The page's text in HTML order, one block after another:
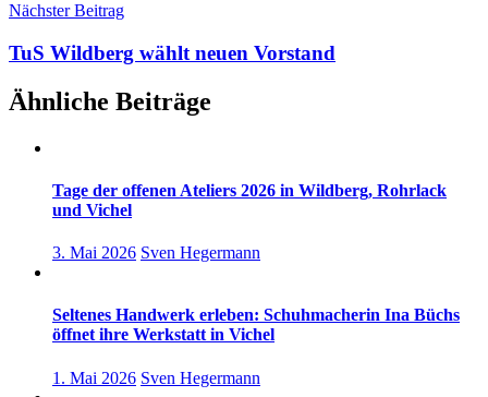
Nächster Beitrag
TuS Wildberg wählt neuen Vorstand
Ähnliche Beiträge
Tage der offenen Ateliers 2026 in Wildberg, Rohrlack
und Vichel
3. Mai 2026 Sven Hegermann
Seltenes Handwerk erleben: Schuhmacherin Ina Büchs
öffnet ihre Werkstatt in Vichel
1. Mai 2026 Sven Hegermann